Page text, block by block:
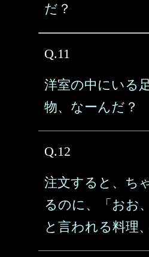
だ？
Q.11
洋室の中にいる
物、なーんだ？
Q.12
注文すると、ち
るのに、「おお
と言われる料理